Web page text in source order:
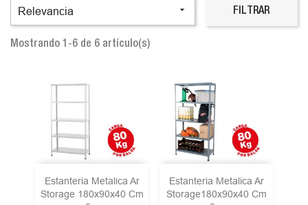
Relevancia  FILTRAR
Mostrando 1-6 de 6 artículo(s)
Estanteria Metalica Ar
Storage 180x90x40 Cm
Estanteria Metalica Ar
Storage180x90x40 Cm